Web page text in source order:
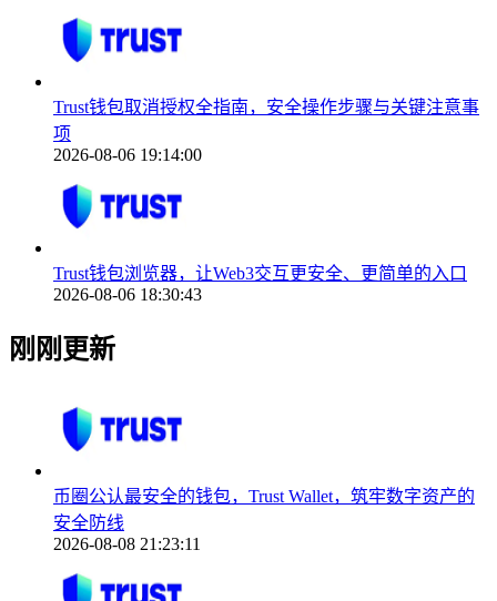
Trust钱包取消授权全指南，安全操作步骤与关键注意事
项
2026-08-06 19:14:00
Trust钱包浏览器，让Web3交互更安全、更简单的入口
2026-08-06 18:30:43
刚刚更新
币圈公认最安全的钱包，Trust Wallet，筑牢数字资产的
安全防线
2026-08-08 21:23:11